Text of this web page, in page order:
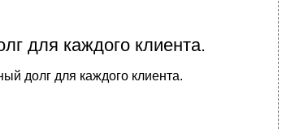
для каждого клиента.
долг для каждого клиента.